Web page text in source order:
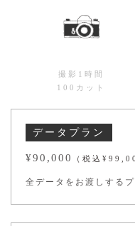
撮影1時間
100カット
データプラン
¥90,000 （税込
全データをお渡しするプ